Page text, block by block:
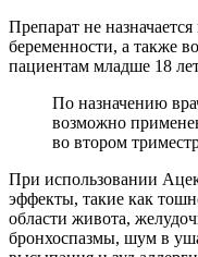
Препарат не
беременности, а также
пациентам младше 18
По назначению
возможно
во втором
При использовании
эффекты, такие как
области живота,
бронхоспазмы, шум в